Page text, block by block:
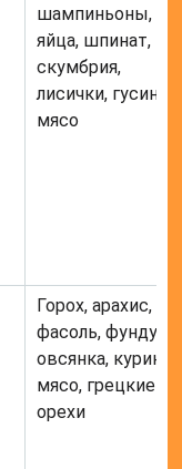
шампиньоны,
яйца, шпинат,
скумбрия,
лисички, гусиное
мясо
Горох, арахис,
фасоль, фундук,
овсянка, куриное
мясо, грецкие
орехи